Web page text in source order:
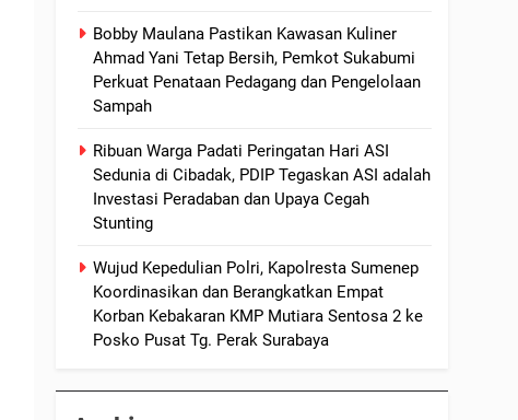
Bobby Maulana Pastikan Kawasan Kuliner
Ahmad Yani Tetap Bersih, Pemkot Sukabumi
Perkuat Penataan Pedagang dan Pengelolaan
Sampah
Ribuan Warga Padati Peringatan Hari ASI
Sedunia di Cibadak, PDIP Tegaskan ASI adalah
Investasi Peradaban dan Upaya Cegah
Stunting
Wujud Kepedulian Polri, Kapolresta Sumenep
Koordinasikan dan Berangkatkan Empat
Korban Kebakaran KMP Mutiara Sentosa 2 ke
Posko Pusat Tg. Perak Surabaya